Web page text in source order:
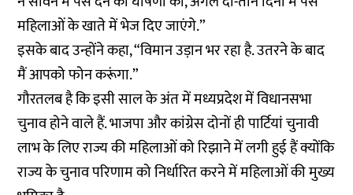
महिलाओं के खाते में भेज दिए जाएंगे.”
इसके बाद उन्होंने कहा, “विमान उड़ान भर रहा है. उतरने के बाद
मैं आपको फोन करूंगा.”
गौरतलब है कि इसी साल के अंत में मध्यप्रदेश में विधानसभा
चुनाव होने वाले हैं. भाजपा और कांग्रेस दोनों ही पार्टियां चुनावी
लाभ के लिए राज्य की महिलाओं को रिझाने में लगी हुई हैं क्योंकि
राज्य के चुनाव परिणाम को निर्धारित करने में महिलाओं की मुख्य